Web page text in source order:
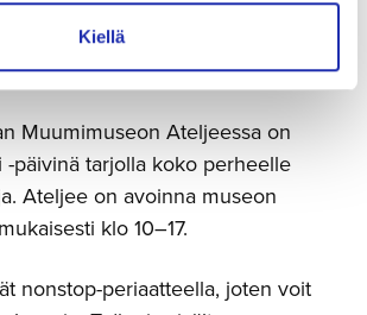
Kiellä
Muumimuseon Ateljeessa on
-päivinä tarjolla koko perheelle
Ateljee on avoinna museon
klo 10–17.
nonstop-periaatteella, joten voit